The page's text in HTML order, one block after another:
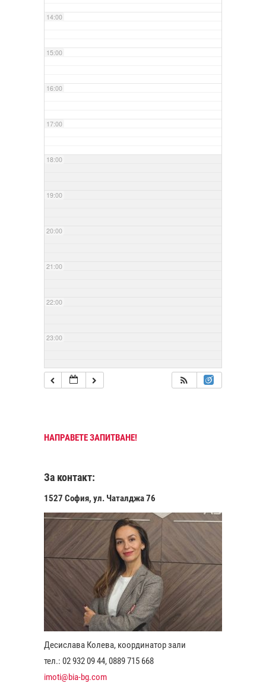
14:00
15:00
16:00
17:00
18:00
19:00
20:00
21:00
22:00
23:00
НАПРАВЕТЕ ЗАПИТВАНЕ!
За контакт:
1527 София, ул. Чаталджа 76
Десислава Колева, координатор зали
тел.: 02 932 09 44, 0889 715 668
imoti@bia-bg.com